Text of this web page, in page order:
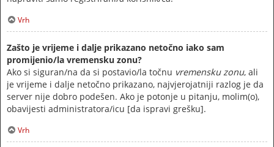
Vrh
Zašto je vrijeme i dalje prikazano netočno iako sam
promijenio/la vremensku zonu?
Ako si siguran/na da si postavio/la točnu vremensku zonu, ali
je vrijeme i dalje netočno prikazano, najvjerojatniji razlog je da
server nije dobro podešen. Ako je potonje u pitanju, molim(o),
obavijesti administratora/icu [da ispravi grešku].
Vrh